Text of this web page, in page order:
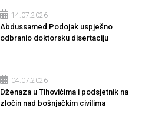
14.07.2026
Abdussamed Podojak uspješno
odbranio doktorsku disertaciju
04.07.2026
Dženaza u Tihovićima i podsjetnik na
zločin nad bošnjačkim civilima